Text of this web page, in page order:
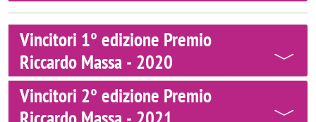
Vincitori 1° edizione Premio
Riccardo Massa - 2020
Vincitori 2° edizione Premio